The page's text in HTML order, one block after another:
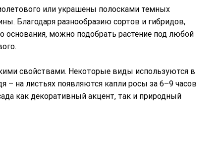
или украшены полосками темных
Благодаря разнообразию сортов и гибридов,
можно подобрать растение под любой
свойствами. Некоторые виды используются в
на листьях появляются капли росы за 6–9 часов
как декоративный акцент, так и природный